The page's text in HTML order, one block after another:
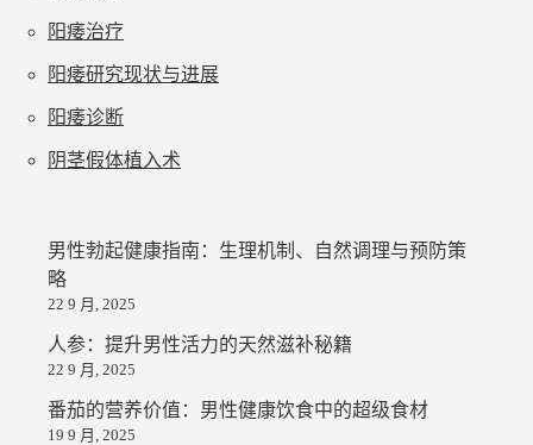
阳痿治疗
阳痿研究现状与进展
阳痿诊断
阴茎假体植入术
男性勃起健康指南：生理机制、自然调理与预防策
略
22 9 月, 2025
人参：提升男性活力的天然滋补秘籍
22 9 月, 2025
番茄的营养价值：男性健康饮食中的超级食材
19 9 月, 2025